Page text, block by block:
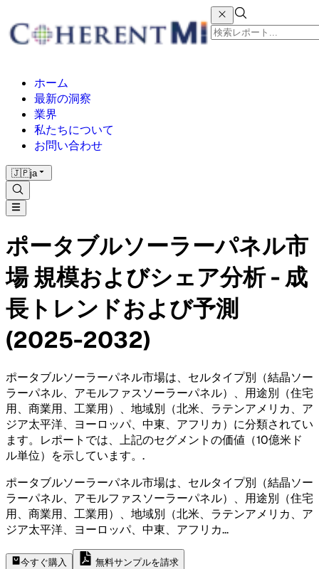
ホーム
最新の洞察
業界
私たちについて
お問い合わせ
🇯🇵ja
ポータブルソーラーパネル市
場 規模およびシェア分析 - 成
長トレンドおよび予測
(2025-2032)
ポータブルソーラーパネル市場は、セルタイプ別（結晶ソー
ラーパネル、アモルファスソーラーパネル）、用途別（住宅
用、商業用、工業用）、地域別（北米、ラテンアメリカ、ア
ジア太平洋、ヨーロッパ、中東、アフリカ）に分類されてい
ます。レポートでは、上記のセグメントの価値（10億米ド
ル単位）を示しています。 .
ポータブルソーラーパネル市場は、セルタイプ別（結晶ソー
ラーパネル、アモルファスソーラーパネル）、用途別（住宅
用、商業用、工業用）、地域別（北米、ラテンアメリカ、ア
ジア太平洋、ヨーロッパ、中東、アフリカ...
今すぐ購入 無料サンプルを請求